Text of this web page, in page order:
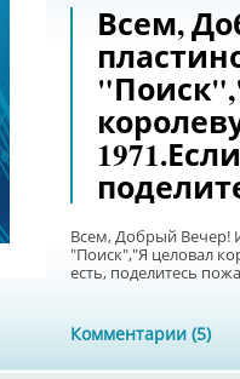
Всем,
Всем, Добрый Вечер!
"Поиск","Я целовал
есть, поделитесь
Комментарии (5)